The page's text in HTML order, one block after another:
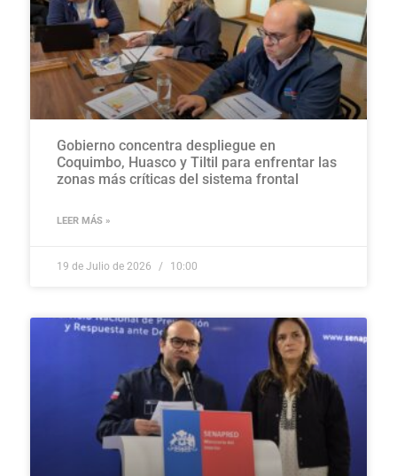
Gobierno concentra despliegue en
Coquimbo, Huasco y Tiltil para enfrentar las
zonas más críticas del sistema frontal
LEER MÁS »
19 de Julio de 2026 10:00